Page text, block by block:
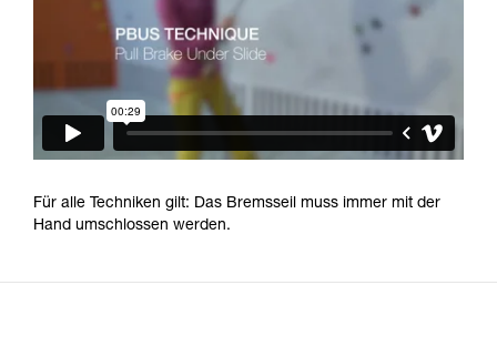
Für alle Techniken gilt: Das Bremsseil muss immer mit der
Hand umschlossen werden.